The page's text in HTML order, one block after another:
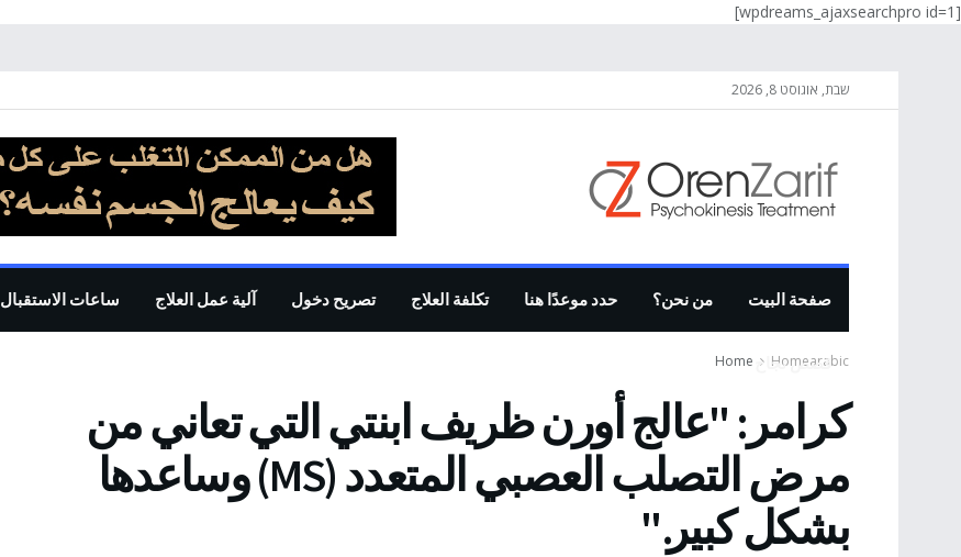
[wpdreams_ajaxsearchpro id=1]
שבת, אוגוסט 8, 2026
صفحة البيت من نحن؟ حدد موعدًا هنا تكلفة العلاج تصريح دخول آلية عمل العلاج ساعات الاستقبال
قصص نجاح Home Homearabic
كرامر: "عالج أورن ظريف ابنتي التي تعاني من
مرض التصلب العصبي المتعدد (MS) وساعدها
بشكل كبير."